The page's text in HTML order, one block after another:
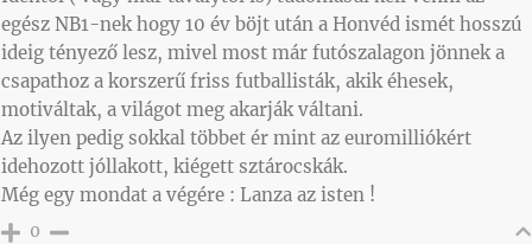
egész NB1-nek hogy 10 év böjt után a Honvéd ismét hosszú
ideig tényező lesz, mivel most már futószalagon jönnek a
csapathoz a korszerű friss futballisták, akik éhesek,
motiváltak, a világot meg akarják váltani.
Az ilyen pedig sokkal többet ér mint az euromilliókért
idehozott jóllakott, kiégett sztárocskák.
Még egy mondat a végére : Lanza az isten !
0